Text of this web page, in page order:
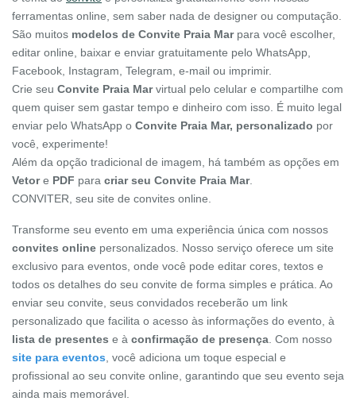
ferramentas online, sem saber nada de designer ou computação.
São muitos modelos de Convite Praia Marpara você escolher,
editar online, baixar e enviar gratuitamente pelo WhatsApp,
Facebook, Instagram, Telegram, e-mail ou imprimir.
Crie seu Convite Praia Marvirtual pelo celular e compartilhe com
quem quiser sem gastar tempo e dinheiro com isso. É muito legal
enviar pelo WhatsApp o Convite Praia Mar, personalizado por
você, experimente!
Além da opção tradicional de imagem, há também as opções em
Vetore PDF para criar seu Convite Praia Mar.
CONVITER, seu site de convites online.
Transforme seu evento em uma experiência única com nossos
convites online personalizados. Nosso serviço oferece um site
exclusivo para eventos, onde você pode editar cores, textos e
todos os detalhes do seu convite de forma simples e prática. Ao
enviar seu convite, seus convidados receberão um link
personalizado que facilita o acesso às informações do evento, à
lista de presentes e à confirmação de presença . Com nosso
site para eventos , você adiciona um toque especial e
profissional ao seu convite online, garantindo que seu evento seja
ainda mais memorável.